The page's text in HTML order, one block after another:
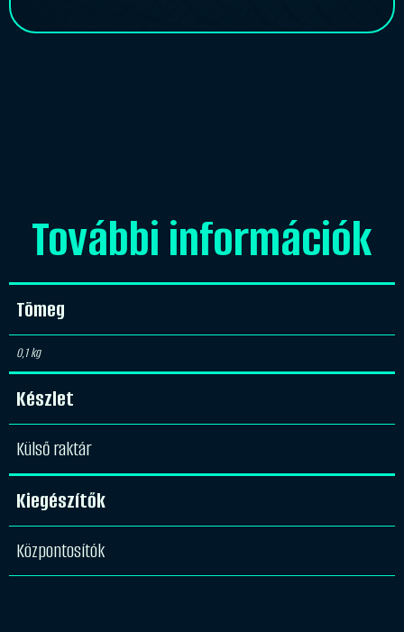
További információk
Tömeg
0,1 kg
Készlet
Külső raktár
Kiegészítők
Központosítók